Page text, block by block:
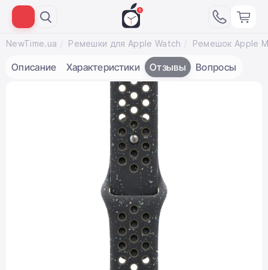
NewTime.ua Ремешки для Apple Watch
Описание Характеристики Отзывы Вопросы